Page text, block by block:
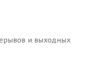
и выходных